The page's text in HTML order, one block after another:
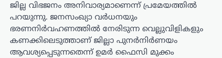
ജില്ല വിഭജനം അനിവാര്യമാണെന്ന് പ്രമേയത്തില്‍
പറയുന്നു. ജനസംഖ്യാ വര്‍ധനയും
ഭരണനിര്‍വഹണത്തില്‍ നേരിടുന്ന വെല്ലുവിളികളും
കണക്കിലെടുത്താണ് ജില്ലാ പുനര്‍നിര്‍ണയം
ആവശ്യപ്പെടുന്നതെന്ന് ഉമര്‍ ഫൈസി മുക്കം